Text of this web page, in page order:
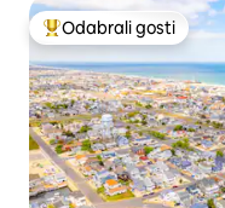
Među najviše
Odabrali gosti